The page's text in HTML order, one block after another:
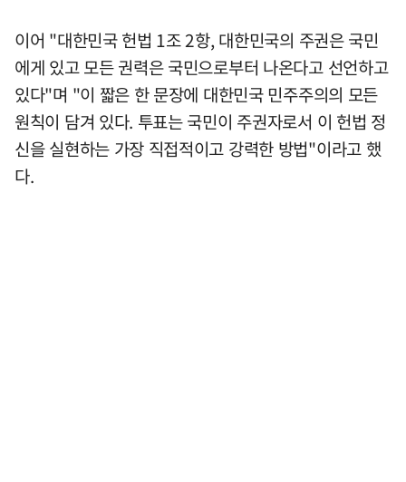
이어 "대한민국 헌법 1조 2항, 대한민국의 주권은 국민
에게 있고 모든 권력은 국민으로부터 나온다고 선언하고
있다"며 "이 짧은 한 문장에 대한민국 민주주의의 모든
원칙이 담겨 있다. 투표는 국민이 주권자로서 이 헌법 정
신을 실현하는 가장 직접적이고 강력한 방법"이라고 했
다.